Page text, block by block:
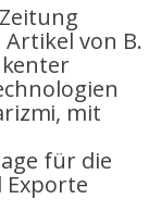
Artikel von B.
mit
für die